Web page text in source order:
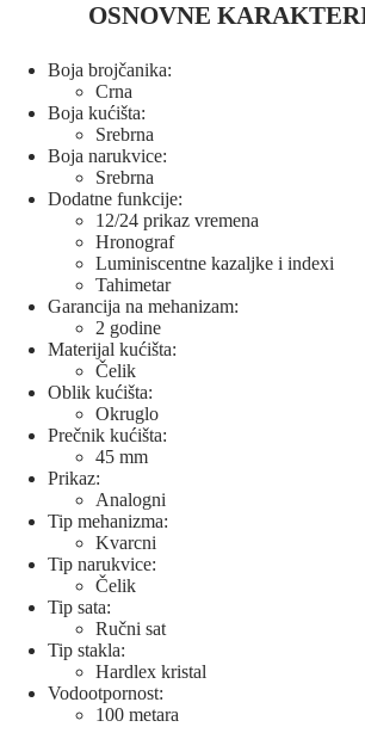
OSNOVNE
Boja brojčanika:
Crna
Boja kućišta:
Srebrna
Boja narukvice:
Srebrna
Dodatne funkcije:
12/24 prikaz vremena
Hronograf
Luminiscentne kazaljke i indexi
Tahimetar
Garancija na mehanizam:
2 godine
Materijal kućišta:
Čelik
Oblik kućišta:
Okruglo
Prečnik kućišta:
45 mm
Prikaz:
Analogni
Tip mehanizma:
Kvarcni
Tip narukvice:
Čelik
Tip sata:
Ručni sat
Tip stakla:
Hardlex kristal
Vodootpornost:
100 metara